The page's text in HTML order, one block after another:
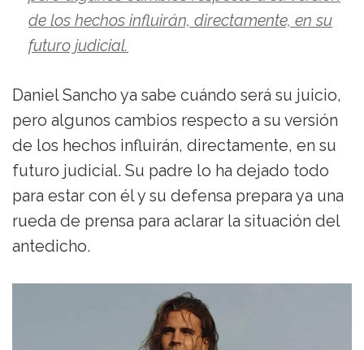
de los hechos influirán, directamente, en su
futuro judicial.
Daniel Sancho ya sabe cuándo será su juicio,
pero algunos cambios respecto a su versión
de los hechos influirán, directamente, en su
futuro judicial. Su padre lo ha dejado todo
para estar con él y su defensa prepara ya una
rueda de prensa para aclarar la situación del
antedicho.